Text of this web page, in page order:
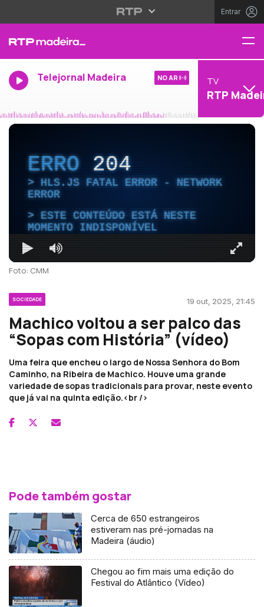
Entrar
Telejornal Madeira NO AR TV
RTP
ERRO204
HLS.JS FATAL ERROR - NETWORK
ERROR
ESTE CONTEÚDO ESTÁ NESTE
MOMENTO INDISPONÍVEL
Foto: CMM
SOCIEDADE 19 out, 2025, 21:45
Machico voltou a ser palco das
“Sopas com História” (vídeo)
Uma feira que encheu o largo de Nossa Senhora do Bom
Caminho, na Ribeira de Machico. Houve uma grande
variedade de sopas tradicionais para provar, neste evento
que já vai na quinta edição.<br />
Pode também gostar
Cerca de 650 estrangeiros
estiveram nas pré-jornadas na
Madeira (áudio)
Chegou ao fim mais uma edição do
Festival do Atlântico (Vídeo)